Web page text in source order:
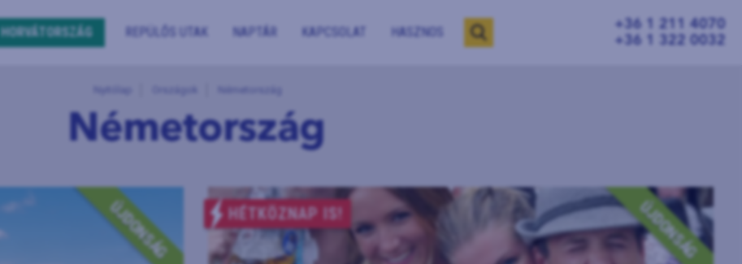
Németország
ÚJDONSÁG HÉTKÖZNAP IS! ÚJDONSÁG
HORVÁTORSZÁG REPÜLŐS UTAK NAPTÁR KAPCSOLAT HASZNOS
+36 1 211 4070
+36 1 322 0032